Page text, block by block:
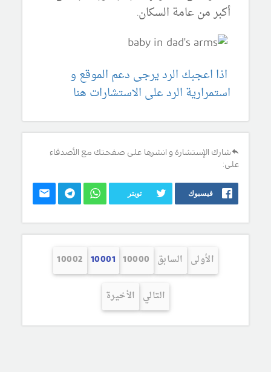
أكبر من عامة السكان.
اذا اعجبك الرد يرجى دعم الموقع و
استمرارية الرد على الاستشارات هنا
شارك الإستشارة و انشرها على صفحتك مع الأصدقاء
على:
فيسبوك تويتر
الأولى السابق 10000
10001
10002
التالي الأخيرة